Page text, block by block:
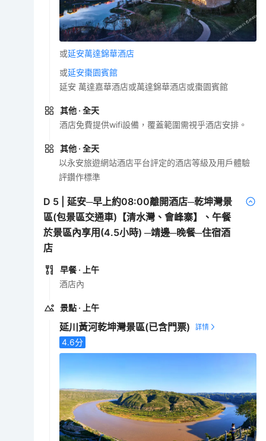
或延安萬達錦華酒店
或延安棗園賓館
延安 萬達嘉華酒店或萬達錦華酒店或棗園賓館
其他 · 全天
酒店免費提供wifi設備，覆蓋範圍需視乎酒店安排。
其他 · 全天
以永安旅遊網站酒店平台評定的酒店等級及用戶體驗
評鑽作標準
D 5 |延安─早上約08:00離開酒店─乾坤灣景
區(包景區交通車)【清水灣、會峰寨】、午餐
於景區內享用(4.5小時) ─靖邊─晚餐─住宿酒
店
早餐 · 上午
酒店內
景點 · 上午
延川黃河乾坤灣景區(已含門票)
4.6分